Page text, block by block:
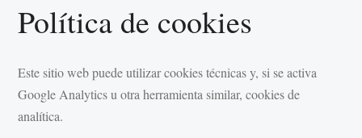
Política de cookies
Este sitio web puede utilizar cookies técnicas y, si se activa
Google Analytics u otra herramienta similar, cookies de
analítica.